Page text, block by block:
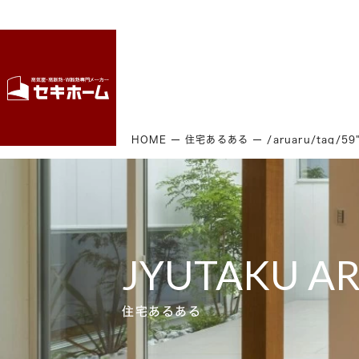
HOME 住宅あるある /aruaru/tag/
JYUTAKU
住宅あるある